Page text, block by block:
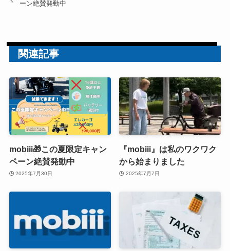
ーン絶賛発動中
関連記事
mobiii🎁この夏限定キャン
ペーン絶賛発動中
2025年7月30日
『mobiii』は私のワクワク
から始まりました
2025年7月7日